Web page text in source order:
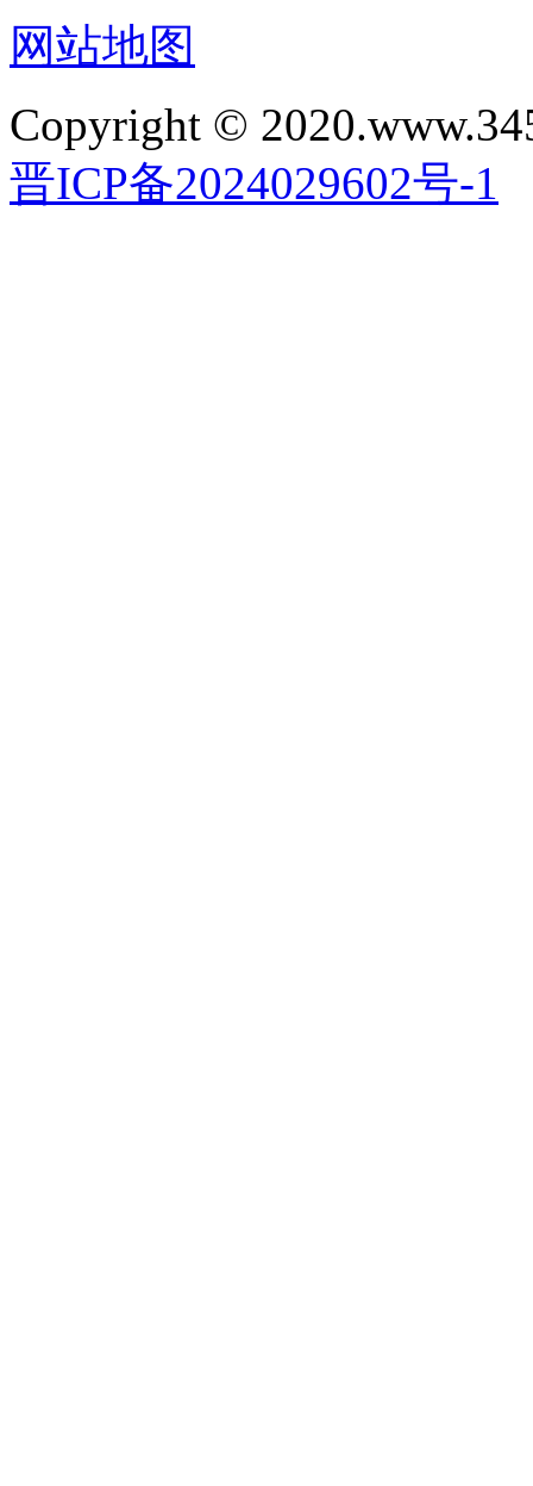
网站地图
Copyright ©
晋ICP备2024029602号-1